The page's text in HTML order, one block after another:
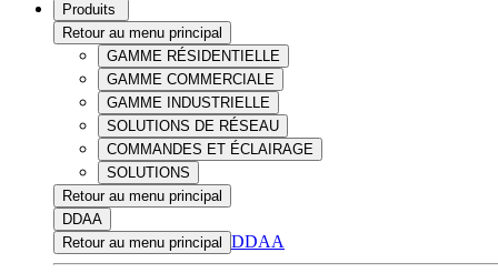
Produits
Retour au menu principal
GAMME RÉSIDENTIELLE
GAMME COMMERCIALE
GAMME INDUSTRIELLE
SOLUTIONS DE RÉSEAU
COMMANDES ET ÉCLAIRAGE
SOLUTIONS
Retour au menu principal
DDAA
Retour au menu principal
DDAA